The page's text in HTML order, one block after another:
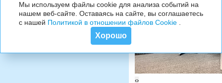
‹›
Мы используем файлы cookie для анализа событий на
нашем веб-сайте. Оставаясь на сайте, вы соглашаетесь
с нашей Политикой в отношении файлов Cookie.
Хорошо